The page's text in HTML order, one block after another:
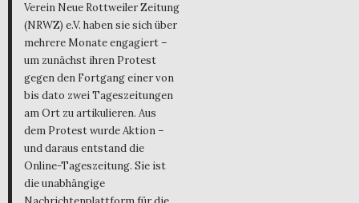
Verein Neue Rottweiler Zeitung
(NRWZ) e.V. haben sie sich über
mehrere Monate engagiert –
um zunächst ihren Protest
gegen den Fortgang einer von
bis dato zwei Tageszeitungen
am Ort zu artikulieren. Aus
dem Protest wurde Aktion –
und daraus entstand die
Online-Tageszeitung. Sie ist
die unabhängige